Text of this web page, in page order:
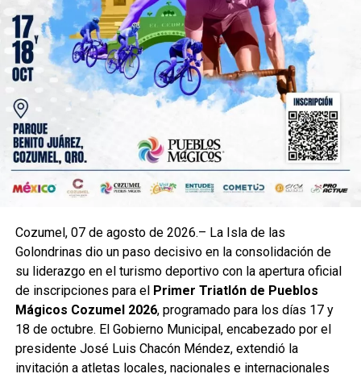
Cozumel, 07 de agosto de 2026.– La Isla de las
Golondrinas dio un paso decisivo en la consolidación de
su liderazgo en el turismo deportivo con la apertura oficial
de inscripciones para el Primer Triatlón de Pueblos
Mágicos Cozumel 2026, programado para los días 17 y
18 de octubre. El Gobierno Municipal, encabezado por el
presidente José Luis Chacón Méndez, extendió la
invitación a atletas locales, nacionales e internacionales